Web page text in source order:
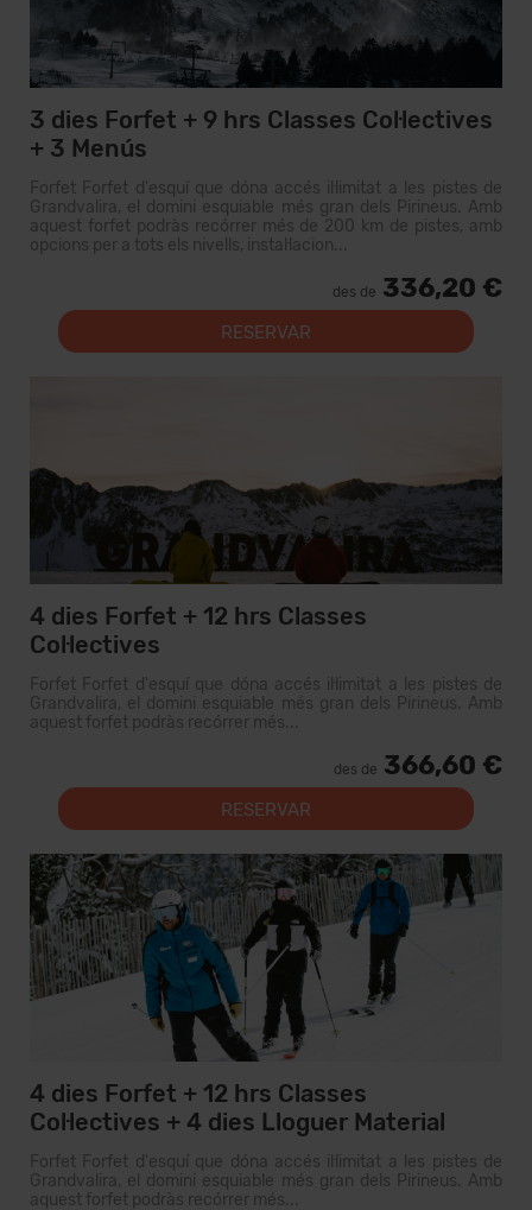
3 dies Forfet + 9 hrs Classes Col·lectives
+ 3 Menús
Forfet Forfet d'esquí que dóna accés il·limitat a les pistes de
Grandvalira, el domini esquiable més gran dels Pirineus. Amb
aquest forfet podràs recórrer més de 200 km de pistes, amb
opcions per a tots els nivells, instal·lacion...
des de 336,20 €
RESERVAR
4 dies Forfet + 12 hrs Classes
Col·lectives
Forfet Forfet d'esquí que dóna accés il·limitat a les pistes de
Grandvalira, el domini esquiable més gran dels Pirineus. Amb
aquest forfet podràs recórrer més...
des de 366,60 €
RESERVAR
4 dies Forfet + 12 hrs Classes
Col·lectives + 4 dies Lloguer Material
Forfet Forfet d'esquí que dóna accés il·limitat a les pistes de
Grandvalira, el domini esquiable més gran dels Pirineus. Amb
aquest forfet podràs recórrer més...